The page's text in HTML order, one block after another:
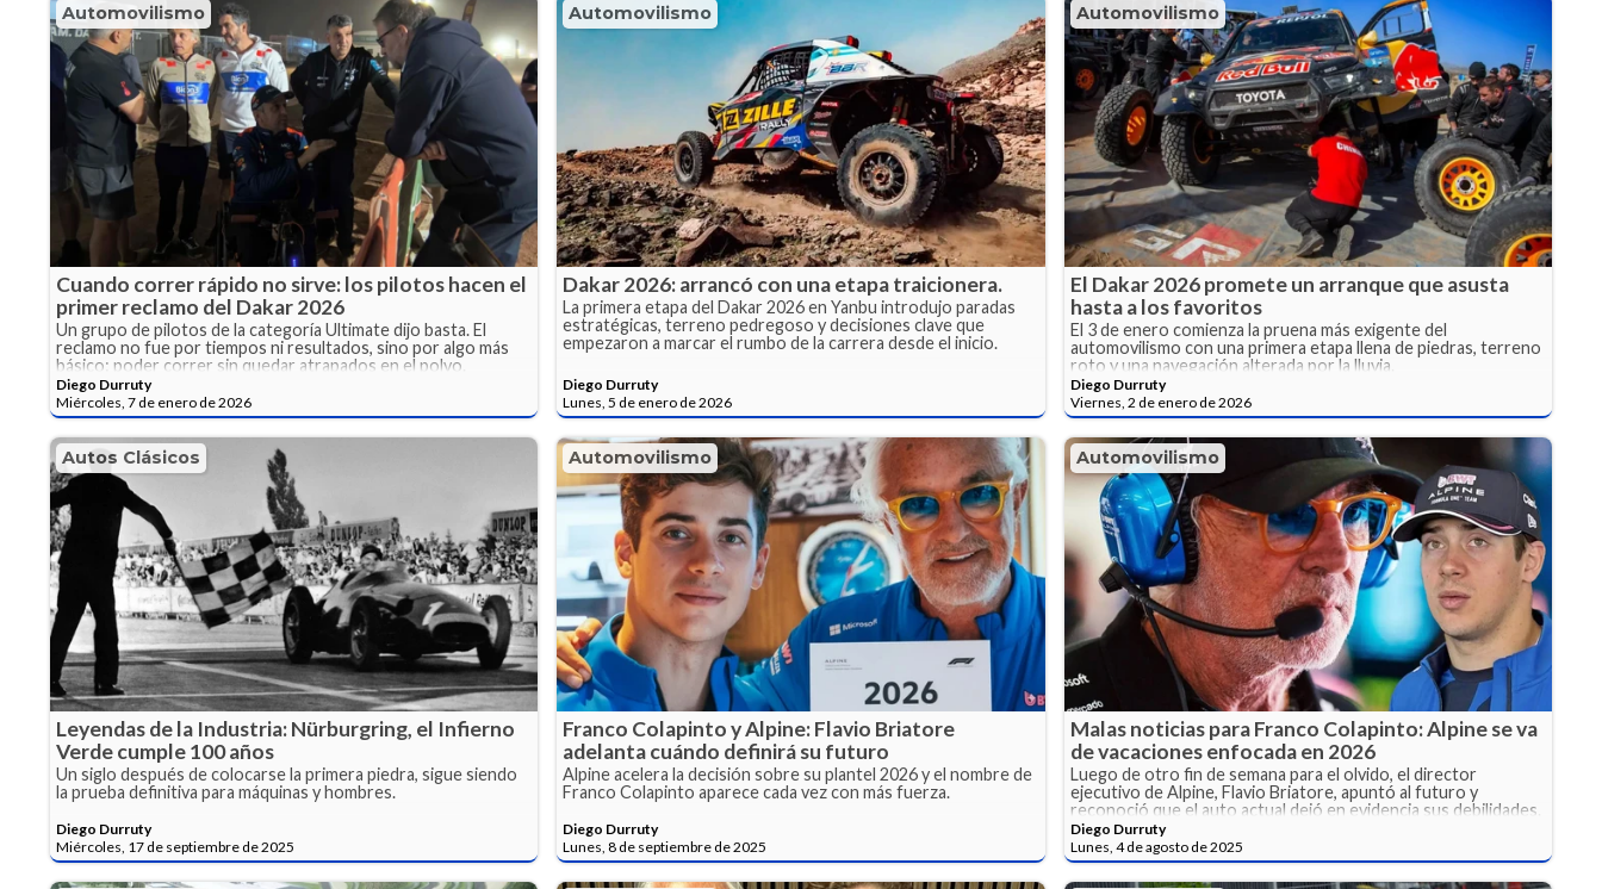
Automovilismo
Cuando correr rápido no sirve: los pilotos hacen el
primer reclamo del Dakar 2026
Un grupo de pilotos de la categoría Ultimate dijo basta. El
reclamo no fue por tiempos ni resultados, sino por algo más
básico: poder correr sin quedar atrapados en el polvo.
Diego Durruty
Miércoles, 7 de enero de 2026
Automovilismo
Dakar 2026: arrancó con una etapa traicionera.
La primera etapa del Dakar 2026 en Yanbu introdujo paradas
estratégicas, terreno pedregoso y decisiones clave que
empezaron a marcar el rumbo de la carrera desde el inicio.
Diego Durruty
Lunes, 5 de enero de 2026
Automovilismo
El Dakar 2026 promete un arranque que asusta
hasta a los favoritos
El 3 de enero comienza la pruena más exigente del
automovilismo con una primera etapa llena de piedras, terreno
roto y una navegación alterada por la lluvia.
Diego Durruty
Viernes, 2 de enero de 2026
Autos Clásicos
Leyendas de la Industria: Nürburgring, el Infierno
Verde cumple 100 años
Un siglo después de colocarse la primera piedra, sigue siendo
la prueba definitiva para máquinas y hombres.
Diego Durruty
Miércoles, 17 de septiembre de 2025
Automovilismo
Franco Colapinto y Alpine: Flavio Briatore
adelanta cuándo definirá su futuro
Alpine acelera la decisión sobre su plantel 2026 y el nombre de
Franco Colapinto aparece cada vez con más fuerza.
Diego Durruty
Lunes, 8 de septiembre de 2025
Automovilismo
Malas noticias para Franco Colapinto: Alpine se va
de vacaciones enfocada en 2026
Luego de otro fin de semana para el olvido, el director
ejecutivo de Alpine, Flavio Briatore, apuntó al futuro y
reconoció que el auto actual dejó en evidencia sus debilidades.
Diego Durruty
Lunes, 4 de agosto de 2025